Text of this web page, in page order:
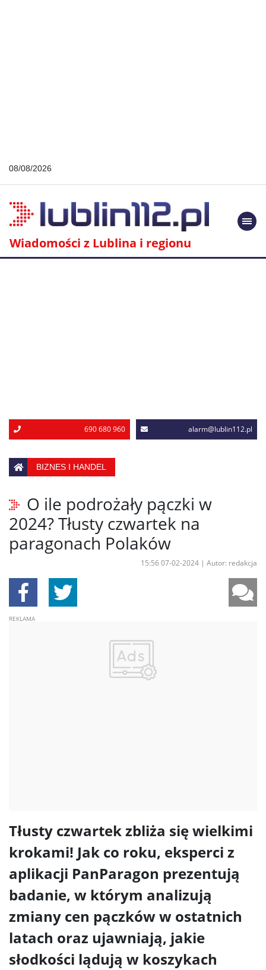
08/08/2026
Wiadomości z Lublina i regionu
690 680 960 alarm@lublin112.pl
BIZNES I HANDEL
O ile podrożały pączki w
2024? Tłusty czwartek na
paragonach Polaków
15:56 07-02-2024 | Autor: redakcja
Tłusty czwartek zbliża się wielkimi
krokami! Jak co roku, eksperci z
aplikacji PanParagon prezentują
badanie, w którym analizują
zmiany cen pączków w ostatnich
latach oraz ujawniają, jakie
słodkości lądują w koszykach